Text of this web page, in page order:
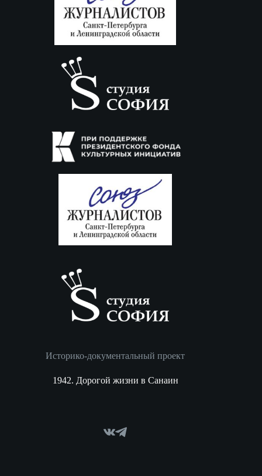
Историко-документальный проект
1942. Дорогой жизни в Санаин